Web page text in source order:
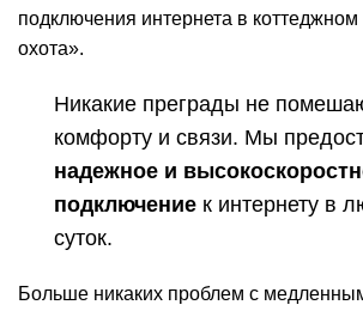
подключения интернета в коттеджном
охота».
Никакие преграды не
комфорту и связи. Мы
надежное и
подключение к интернету в
суток.
Больше никаких проблем с